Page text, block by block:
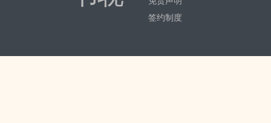
签约制度